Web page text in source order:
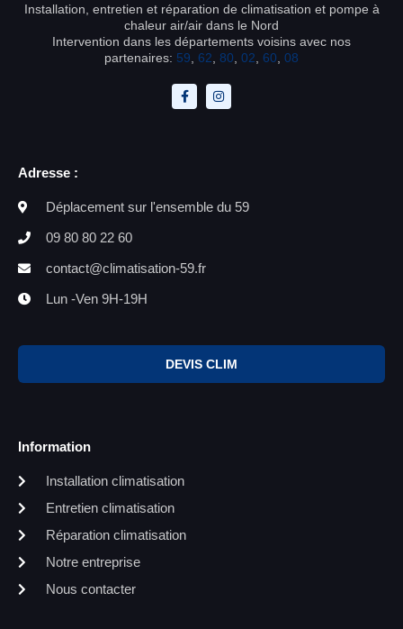
Installation, entretien et réparation de climatisation et pompe à
chaleur air/air dans le Nord
Intervention dans les départements voisins avec nos
partenaires: 59 62 80 02 60 08
Adresse :
Déplacement sur l'ensemble du 59
09 80 80 22 60
contact@climatisation-59.fr
Lun -Ven 9H-19H
DEVIS CLIM
Information
Installation climatisation
Entretien climatisation
Réparation climatisation
Notre entreprise
Nous contacter